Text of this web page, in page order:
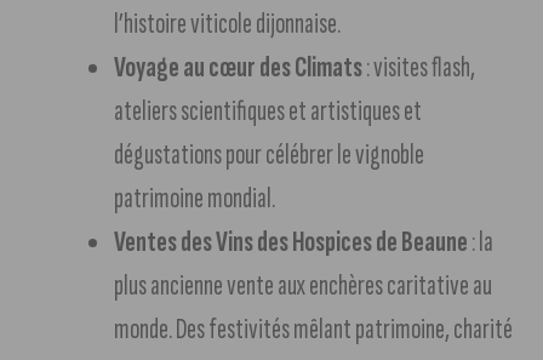
l’histoire viticole dijonnaise.
Voyage au cœur des Climats: visites flash,
ateliers scientifiques et artistiques et
dégustations pour célébrer le vignoble
patrimoine mondial.
Ventes des Vins des Hospices de Beaune: la
plus ancienne vente aux enchères caritative au
monde. Des festivités mêlant patrimoine, charité